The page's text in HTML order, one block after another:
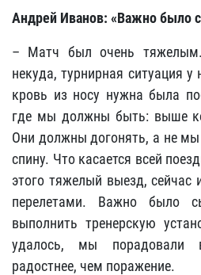
Андрей Иванов: «Важно было
– Матч был очень
некуда, турнирная ситуация
кровь из носу нужна была
где мы должны быть: выше
Они должны догонять, а не
спину. Что касается всей
этого тяжелый выезд, сейчас
перелетами. Важно было
выполнить тренерскую
удалось, мы порадовали
радостнее, чем поражение.